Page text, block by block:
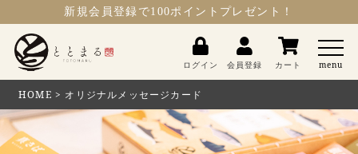
新規会員登録 で100ポイントプレゼント！
ログイン 会員登録 カート menu
HOME オリジナルメッセージカード